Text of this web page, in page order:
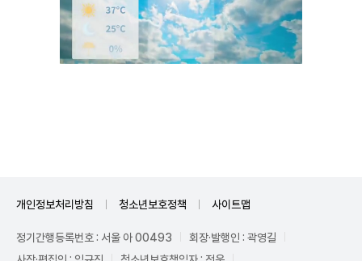
개인정보처리방침 청소년보호정책 사이트맵
정기간행등록번호 : 서울 아 00493
회장·발행인 : 곽영길